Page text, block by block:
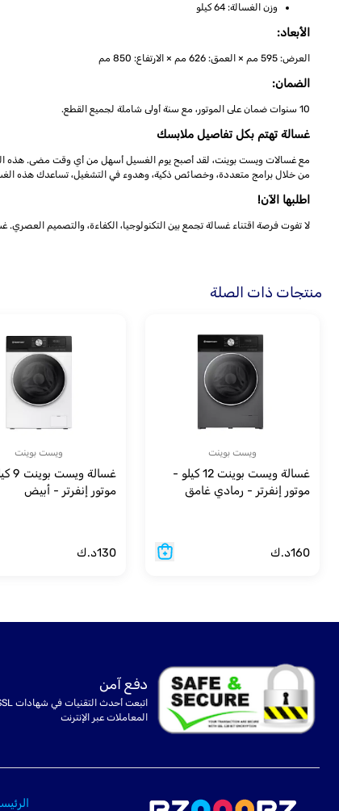
وزن الغسالة: 64 كيلو
الأبعاد:
العرض: 595 مم × العمق: 626 مم × الارتفاع: 850 مم
الضمان:
10 سنوات ضمان على الموتور، مع سنة أولى شاملة لجميع القطع.
غسالة تهتم بكل تفاصيل ملابسك
مع غسالات ويست بوينت، لقد أصبح يوم الغسيل أسهل من أي وقت مضى. هذه
من خلال برامج متعددة، وخصائص ذكية، وهدوء في التشغيل، تساعدك هذه
اطلبها الآن!
لا تفوت فرصة اقتناء غسالة تجمع بين التكنولوجيا، الكفاءة، والتصميم العصري. غسالة ويست بوينت 9 كيلو بلون رمادي غامق هي خيارك
منتجات ذات الصلة
ويست بوينت
غسالة ويست بوينت 12 كيلو -
موتور إنفرتر - رمادي غامق
160د.ك
ويست بوينت
غسالة
موتور إنفرتر - أبيض
130د.ك
دفع آمن
المعاملات عبر الإنترنت